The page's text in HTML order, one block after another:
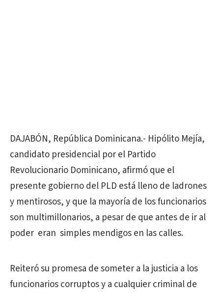
DAJABÓN, República Dominicana.- Hipólito Mejía,
candidato presidencial por el Partido
Revolucionario Dominicano, afirmó que el
presente gobierno del PLD está lleno de ladrones
y mentirosos, y que la mayoría de los funcionarios
son multimillonarios, a pesar de que antes de ir al
poder eran simples mendigos en las calles.
Reiteró su promesa de someter a la justicia a los
funcionarios corruptos y a cualquier criminal de